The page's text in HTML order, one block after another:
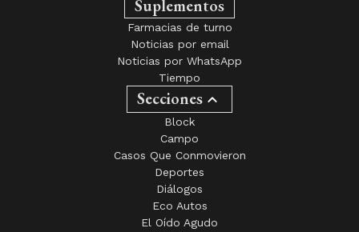
Suplementos
Farmacias de turno
Noticias por email
Noticias por WhatsApp
Tiempo
Secciones
Block
Campo
Casos Que Conmovieron
Deportes
Diálogos
Eco Autos
El Oído Agudo